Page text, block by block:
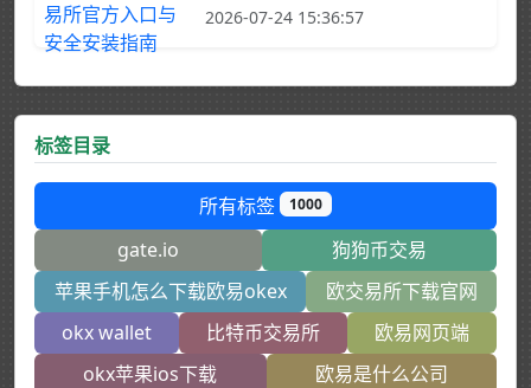
2026-07-24 15:36:57
标签目录
所有标签 1000
gate.io
狗狗币交易
苹果手机怎么下载欧易okex
欧交易所下载官网
okx wallet
比特币交易所
欧易网页端
okx苹果ios下载
欧易是什么公司